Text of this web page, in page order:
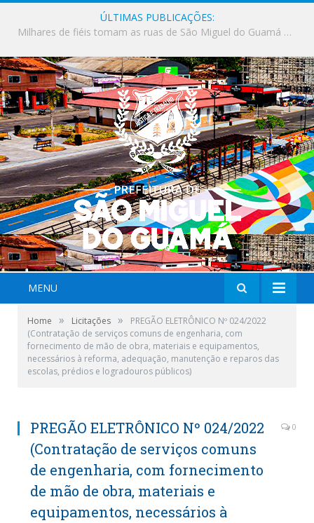
ÚLTIMAS PUBLICAÇÕES:
Milhares de fiéis tomam as ruas de São Miguel do Guamá em uma grande celebração de fé na Marcha para Jesus 2026.
MENU
Home » Licitações »
PREGÃO ELETRÔNICO Nº 024/2022
(Contratação de serviços comuns de engenharia, com
fornecimento de mão de obra, materiais e equipamentos,
necessários à reforma, adequação, manutenção e reparos das
escolas, prédios e logradouros públicos)
PREGÃO ELETRÔNICO Nº 024/2022
(Contratação de serviços comuns
de engenharia, com fornecimento
de mão de obra, materiais e
equipamentos, necessários à
0